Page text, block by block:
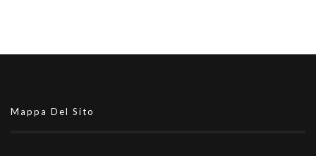
Mappa Del Sito